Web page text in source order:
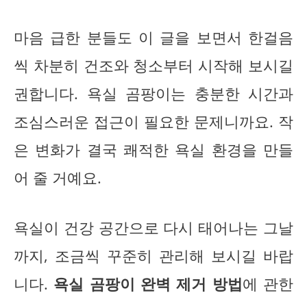
마음 급한 분들도 이 글을 보면서 한걸음
씩 차분히 건조와 청소부터 시작해 보시길
권합니다. 욕실 곰팡이는 충분한 시간과
조심스러운 접근이 필요한 문제니까요. 작
은 변화가 결국 쾌적한 욕실 환경을 만들
어 줄 거예요.
욕실이 건강 공간으로 다시 태어나는 그날
까지, 조금씩 꾸준히 관리해 보시길 바랍
니다. 욕실 곰팡이 완벽 제거 방법에 관한